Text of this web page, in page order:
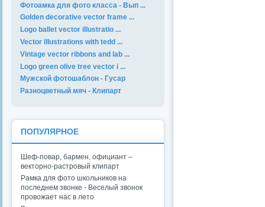
Фотоамка для фото класса - Вып ...
Golden decorative vector frame ...
Logo ballet vector illustratio ...
Vector illustrations with tedd ...
Vintage vector ribbons and lab ...
Logo green olive tree vector i ...
Мужской фотошаблон - Гусар
Разноцветный мяч - Клипарт
ПОПУЛЯРНОЕ
Шеф-повар, бармен, официант –
векторно-растровый клипарт
Рамка для фото школьников на
последнем звонке - Веселый звонок
провожает нас в лето